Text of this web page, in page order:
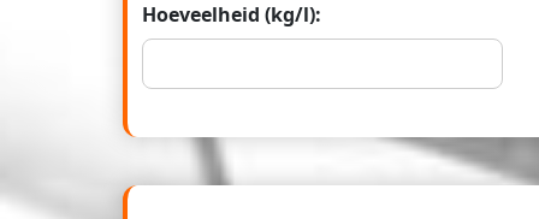
Hoeveelheid (kg/l):